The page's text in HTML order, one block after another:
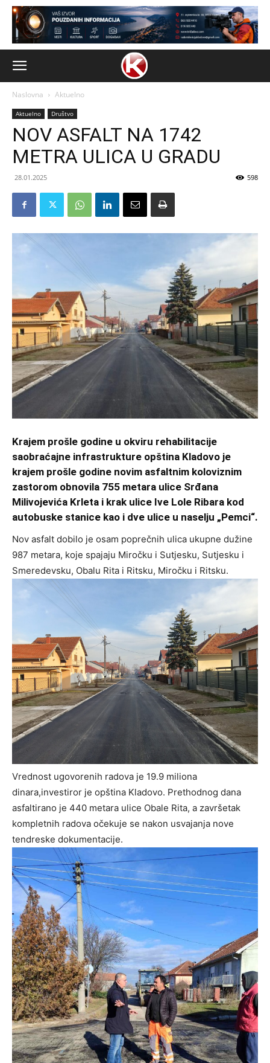
Naslovna Aktuelno
Aktuelno Društvo
NOV ASFALT NA 1742
METRA ULICA U GRADU
28.01.2025 598
Krajem prošle godine u okviru rehabilitacije
saobraćajne infrastrukture opština Kladovo je
krajem prošle godine novim asfaltnim koloviznim
zastorom obnovila 755 metara ulice Srđana
Milivojevića Krleta i krak ulice Ive Lole Ribara kod
autobuske stanice kao i dve ulice u naselju „Pemci“.
Nov asfalt dobilo je osam poprečnih ulica ukupne dužine
987 metara, koje spajaju Miročku i Sutjesku, Sutjesku i
Smeredevsku, Obalu Rita i Ritsku, Miročku i Ritsku.
Vrednost ugovorenih radova je 19.9 miliona
dinara,investiror je opština Kladovo. Prethodnog dana
asfaltirano je 440 metara ulice Obale Rita, a završetak
kompletnih radova očekuje se nakon usvajanja nove
tendreske dokumentacije.